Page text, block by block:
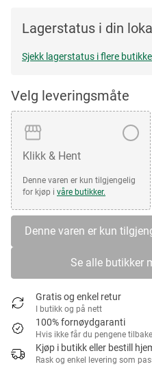
Lagerstatus i din
Sjekk lagerstatus i flere
Velg leveringsmåte
Klikk & Hent
Denne varen er kun tilgjengelig
for kjøp i våre butikker.
Denne varen er kun
Se alle butikker
Gratis og enkel retur
I butikk og på nett
100% fornøydgaranti
Hvis ikke får du pengene tilbake
Kjøp i butikk eller bestill
Rask og enkel levering som